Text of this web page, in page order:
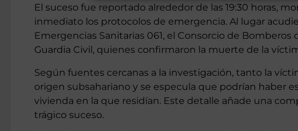
El suceso fue reportado alrededor de las 19:30 horas,
inmediato los protocolos de emergencia. Al lugar
Emergencias Sanitarias 061, el Consorcio de
Guardia Civil, quienes confirmaron la muerte de la
Según fuentes cercanas a la investigación, tanto la
origen subsahariano y se especula que podrían haber
vivienda en la que residían. Este detalle añade una
trágico suceso.